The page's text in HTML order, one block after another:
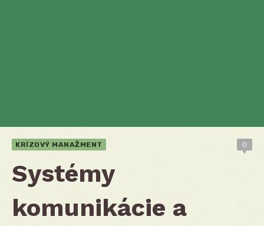
KRÍZOVÝ MANAŽMENT 0
Systémy
komunikácie a